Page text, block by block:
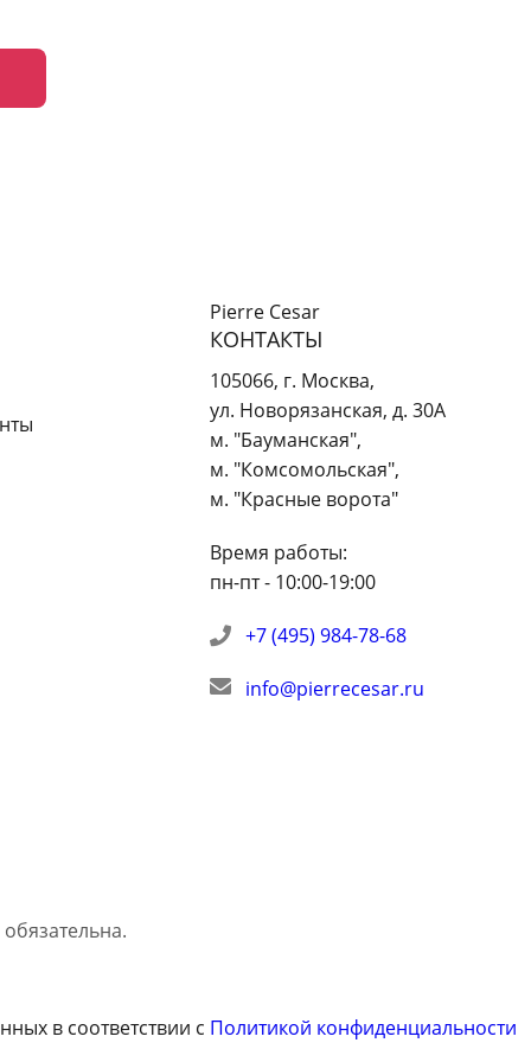
Pierre Cesar
КОНТАКТЫ
105066, г. Москва,
ул. Новорязанская, д. 30А
м. "Бауманская",
м. "Комсомольская",
м. "Красные ворота"
Время работы:
пн-пт - 10:00-19:00
+7 (495) 984-78-68
info@pierrecesar.ru
обязательна.
в соответствии с Политикой конфиденциальности